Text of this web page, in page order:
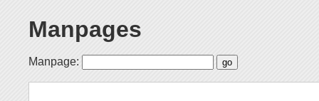
Manpages
Manpage: